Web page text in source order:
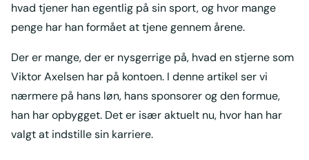
hvad tjener han egentlig på sin sport, og hvor mange
penge har han formået at tjene gennem årene.
Der er mange, der er nysgerrige på, hvad en stjerne som
Viktor Axelsen har på kontoen. I denne artikel ser vi
nærmere på hans løn, hans sponsorer og den formue,
han har opbygget. Det er især aktuelt nu, hvor han har
valgt at indstille sin karriere.